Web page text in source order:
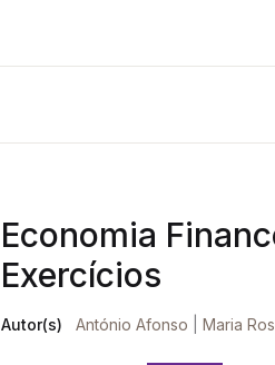
Economia
Exercícios
Autor(s) António Afonso Maria